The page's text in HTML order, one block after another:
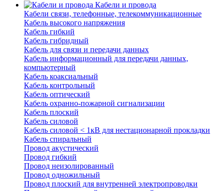
Кабели и провода
Кабели связи, телефонные, телекоммуникационные
Кабель высокого напряжения
Кабель гибкий
Кабель гибридный
Кабель для связи и передачи данных
Кабель информационный для передачи данных,
компьютерный
Кабель коаксиальный
Кабель контрольный
Кабель оптический
Кабель охранно-пожарной сигнализации
Кабель плоский
Кабель силовой
Кабель силовой < 1кВ для нестационарной прокладки
Кабель спиральный
Провод акустический
Провод гибкий
Провод неизолированный
Провод одножильный
Провод плоский для внутренней электропроводки